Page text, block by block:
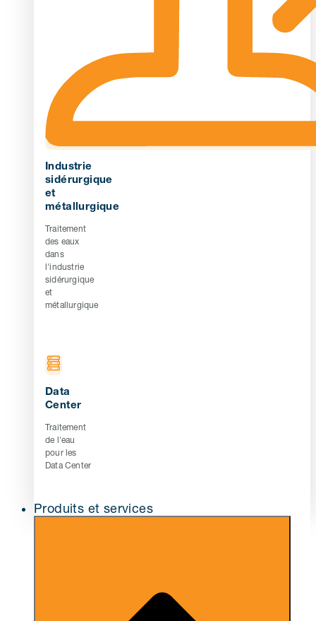
Industrie
sidérurgique
et
métallurgique
Traitement
des eaux
dans
l'industrie
sidérurgique
et
métallurgique
Data
Center
Traitement
de l'eau
pour les
Data Center
Produits et services